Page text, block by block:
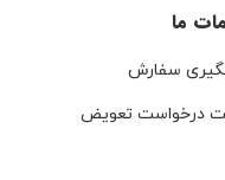
ما
سفارش
درخواست تعویض